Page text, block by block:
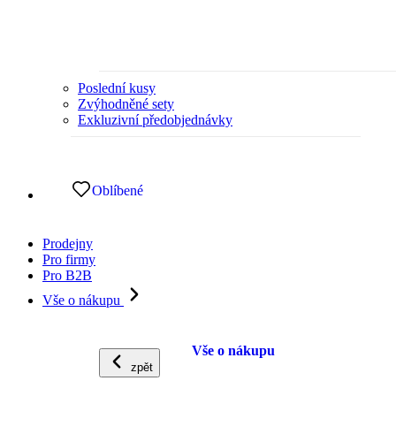
Poslední kusy
Zvýhodněné sety
Exkluzivní předobjednávky
Oblíbené
Prodejny
Pro firmy
Pro B2B
Vše o nákupu
zpět
Vše o nákupu